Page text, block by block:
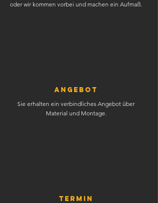
oder wir kommen vorbei und machen ein Aufmaß.
ANGEBOT
Sie erhalten ein verbindliches Angebot über
Material und Montage.
TERMIN